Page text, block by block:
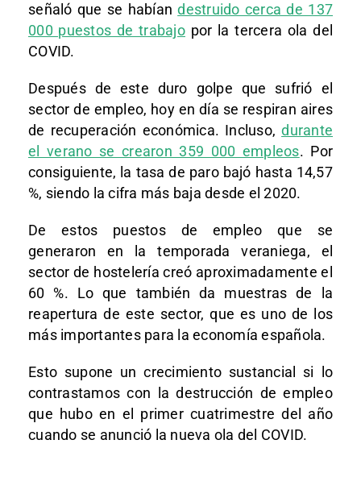
señaló que se habíandestruido cerca de 137
000 puestos de trabajopor la tercera ola del
COVID.
Después de este duro golpe que sufrió el
sector de empleo, hoy en día se respiran aires
de recuperación económica. Incluso,durante
el verano se crearon 359 000 empleos. Por
consiguiente, la tasa de paro bajó hasta 14,57
%, siendo la cifra más baja desde el 2020.
De estos puestos de empleo que se
generaron en la temporada veraniega, el
sector de hostelería creó aproximadamente el
60 %. Lo que también da muestras de la
reapertura de este sector, que es uno de los
más importantes para la economía española.
Esto supone un crecimiento sustancial si lo
contrastamos con la destrucción de empleo
que hubo en el primer cuatrimestre del año
cuando se anunció la nueva ola del COVID.